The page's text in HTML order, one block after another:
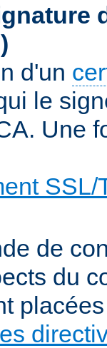
d'un
le
Une
SSL/
de
du